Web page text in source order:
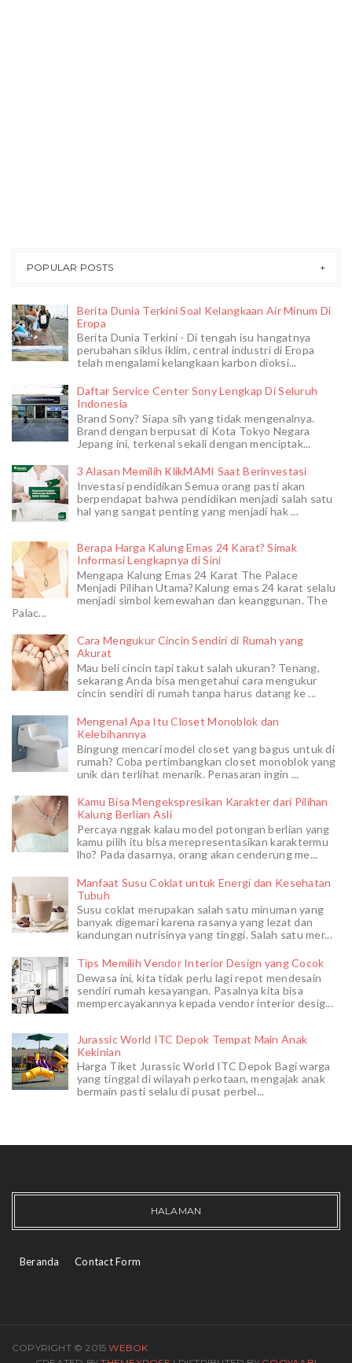
POPULAR POSTS
Berita Dunia Terkini Soal Kelangkaan Air Minum Di
Eropa
Berita Dunia Terkini - Di tengah isu hangatnya
perubahan siklus iklim, central industri di Eropa
telah mengalami kelangkaan karbon dioksi...
Daftar Service Center Sony Lengkap Di Seluruh
Indonesia
Brand Sony? Siapa sih yang tidak mengenalnya.
Brand dengan berpusat di Kota Tokyo Negara
Jepang ini, terkenal sekali dengan menciptak...
3 Alasan Memilih KlikMAMI Saat Berinvestasi
Investasi pendidikan Semua orang pasti akan
berpendapat bahwa pendidikan menjadi salah satu
hal yang sangat penting yang menjadi hak ...
Berapa Harga Kalung Emas 24 Karat? Simak
Informasi Lengkapnya di Sini
Mengapa Kalung Emas 24 Karat The Palace
Menjadi Pilihan Utama?Kalung emas 24 karat selalu
menjadi simbol kemewahan dan keanggunan. The
Palac...
Cara Mengukur Cincin Sendiri di Rumah yang
Akurat
Mau beli cincin tapi takut salah ukuran? Tenang,
sekarang Anda bisa mengetahui cara mengukur
cincin sendiri di rumah tanpa harus datang ke ...
Mengenal Apa Itu Closet Monoblok dan
Kelebihannya
Bingung mencari model closet yang bagus untuk di
rumah? Coba pertimbangkan closet monoblok yang
unik dan terlihat menarik. Penasaran ingin ...
Kamu Bisa Mengekspresikan Karakter dari Pilihan
Kalung Berlian Asli
Percaya nggak kalau model potongan berlian yang
kamu pilih itu bisa merepresentasikan karaktermu
lho? Pada dasarnya, orang akan cenderung me...
Manfaat Susu Coklat untuk Energi dan Kesehatan
Tubuh
Susu coklat merupakan salah satu minuman yang
banyak digemari karena rasanya yang lezat dan
kandungan nutrisinya yang tinggi. Salah satu mer...
Tips Memilih Vendor Interior Design yang Cocok
Dewasa ini, kita tidak perlu lagi repot mendesain
sendiri rumah kesayangan. Pasalnya kita bisa
mempercayakannya kepada vendor interior desig...
Jurassic World ITC Depok Tempat Main Anak
Kekinian
Harga Tiket Jurassic World ITC Depok Bagi warga
yang tinggal di wilayah perkotaan, mengajak anak
bermain pasti selalu di pusat perbel...
HALAMAN
Beranda Contact Form
COPYRIGHT © 2015WEBOK